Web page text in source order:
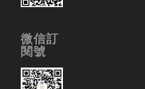
微信訂
閱號